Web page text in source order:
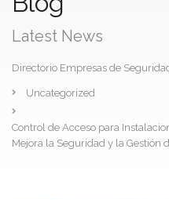
Latest News
Directorio Empresas de
Uncategorized
Control de Acceso para
Mejora la Seguridad y la Gestión